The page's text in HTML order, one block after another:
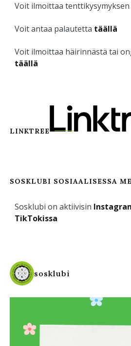
Voit ilmoittaa tenttikysymyksen
Voit antaa palautetta täällä
Voit ilmoittaa häirinnästä tai
täällä
LINKTREE
SOSKLUBI SOSIAALISESSA
Sosklubi on aktiivisin
TikTokissa
sosklubi